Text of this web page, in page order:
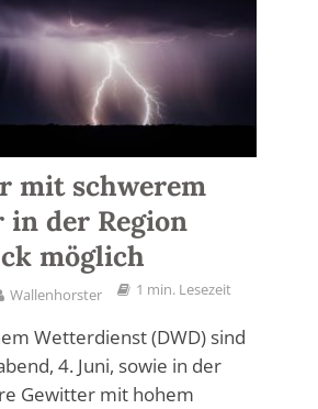
mit schwerem
in der Region
möglich
Wallenhorster 1 min. Lesezeit
Wetterdienst (DWD) sind
4. Juni, sowie in der
Gewitter mit hohem